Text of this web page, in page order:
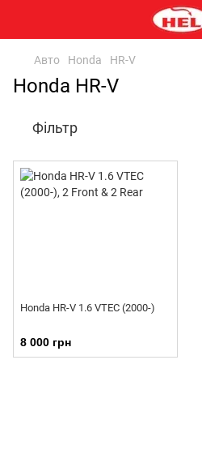
Авто Honda HR-V
Honda HR-V
Фільтр
Honda HR-V 1.6 VTEC (2000-)
8 000 грн